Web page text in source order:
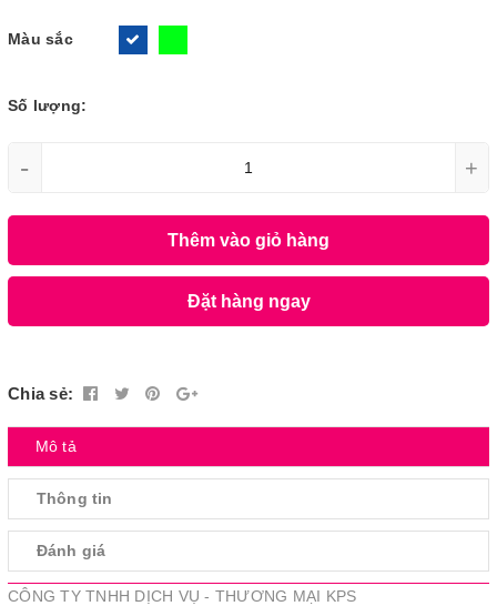
Màu sắc
Số lượng:
- +
Thêm vào giỏ hàng
Đặt hàng ngay
Chia sẻ:
Mô tả
Thông tin
Đánh giá
CÔNG TY TNHH DỊCH VỤ - THƯƠNG MẠI KPS